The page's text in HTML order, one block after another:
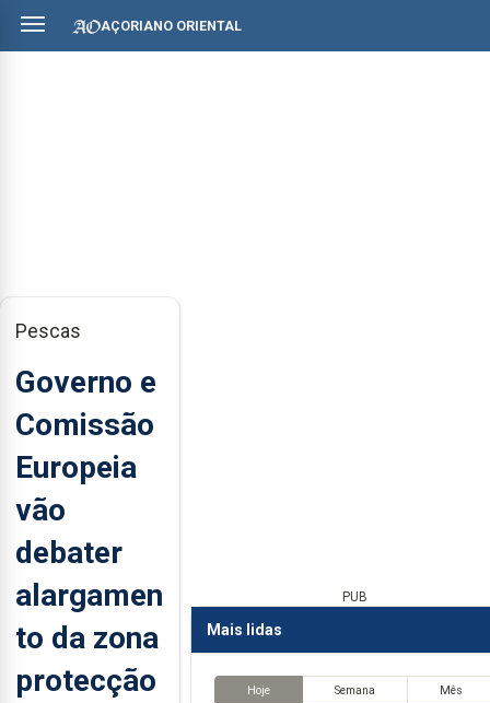
AÇORIANO ORIENTAL
Pescas
Governo e
Comissão
Europeia
vão
debater
alargamen
to da zona
protecção
PUB
Mais lidas
Hoje Semana Mês